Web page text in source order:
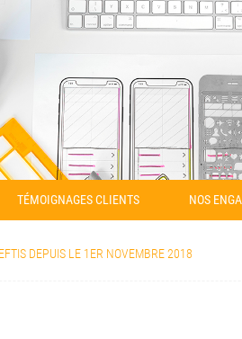
TÉMOIGNAGES CLIENTS NOS
DEPUIS LE 1ER NOVEMBRE 2018